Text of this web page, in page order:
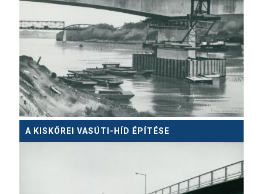
A KISKÖREI VASÚTI-HÍD ÉPÍTÉSE